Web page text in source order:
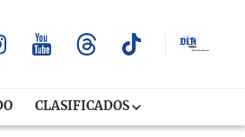
CLASIFICADOS